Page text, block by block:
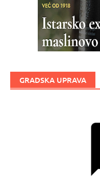
GRADSKA UPRAVA